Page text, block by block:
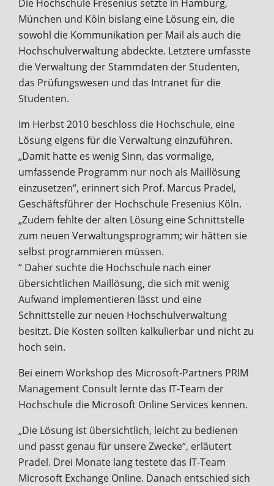
Die Hochschule Fresenius setzte in Hamburg,
München und Köln bislang eine Lösung ein, die
sowohl die Kommunikation per Mail als auch die
Hochschulverwaltung abdeckte. Letztere umfasste
die Verwaltung der Stammdaten der Studenten,
das Prüfungswesen und das Intranet für die
Studenten.
Im Herbst 2010 beschloss die Hochschule, eine
Lösung eigens für die Verwaltung einzuführen.
„Damit hatte es wenig Sinn, das vormalige,
umfassende Programm nur noch als Maillösung
einzusetzen“, erinnert sich Prof. Marcus Pradel,
Geschäftsführer der Hochschule Fresenius Köln.
„Zudem fehlte der alten Lösung eine Schnittstelle
zum neuen Verwaltungsprogramm; wir hätten sie
selbst programmieren müssen.
“ Daher suchte die Hochschule nach einer
übersichtlichen Maillösung, die sich mit wenig
Aufwand implementieren lässt und eine
Schnittstelle zur neuen Hochschulverwaltung
besitzt. Die Kosten sollten kalkulierbar und nicht zu
hoch sein.
Bei einem Workshop des Microsoft-Partners PRIM
Management Consult lernte das IT-Team der
Hochschule die Microsoft Online Services kennen.
„Die Lösung ist übersichtlich, leicht zu bedienen
und passt genau für unsere Zwecke“, erläutert
Pradel. Drei Monate lang testete das IT-Team
Microsoft Exchange Online. Danach entschied sich